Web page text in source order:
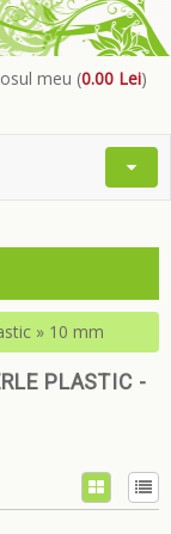
meu (0.00 Lei)
Open
» 10 mm
PLASTIC -